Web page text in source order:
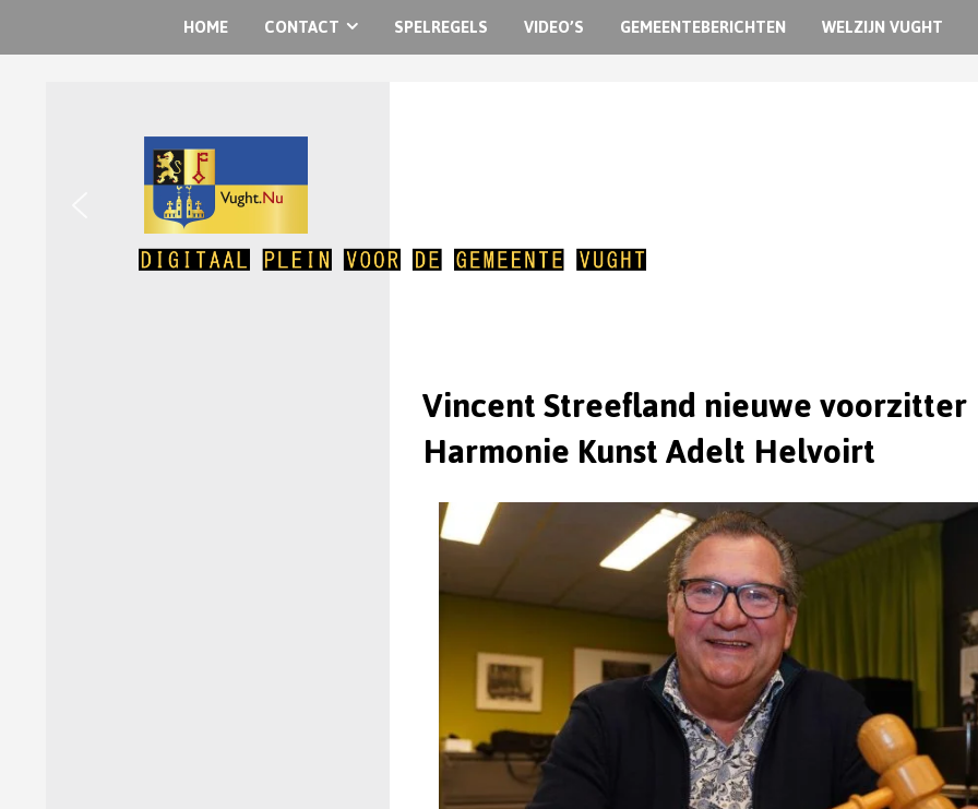
HOME CONTACT SPELREGELS VIDEO’S GEMEENTEBERICHTEN WELZIJN VUGHT
Vincent Streefland nieuwe voorzitter
Harmonie Kunst Adelt Helvoirt